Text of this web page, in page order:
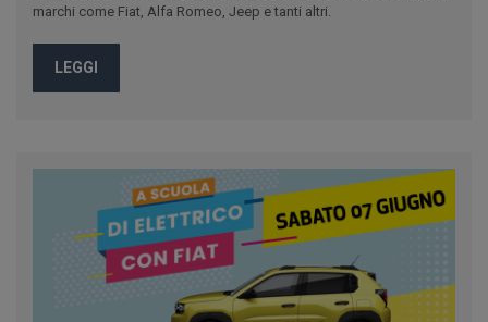
marchi come Fiat, Alfa Romeo, Jeep e tanti altri.
LEGGI